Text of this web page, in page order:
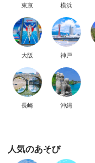
東京 横浜
大阪 神戸
長崎 沖縄
人気のあそび